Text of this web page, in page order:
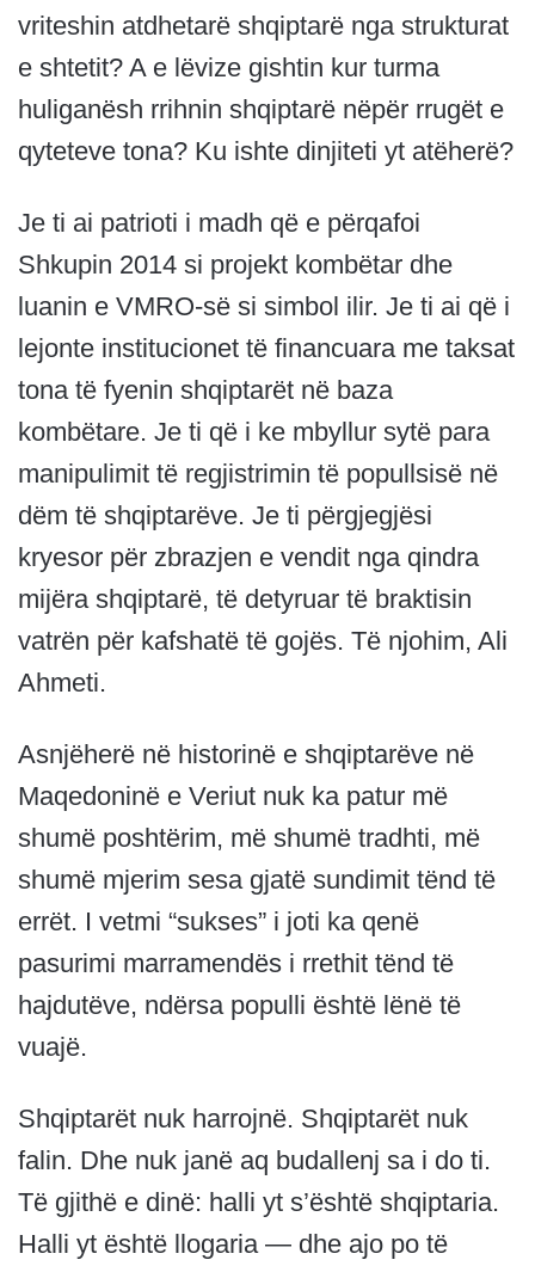
vriteshin atdhetarë shqiptarë nga strukturat
e shtetit? A e lëvize gishtin kur turma
huliganësh rrihnin shqiptarë nëpër rrugët e
qyteteve tona? Ku ishte dinjiteti yt atëherë?
Je ti ai patrioti i madh që e përqafoi
Shkupin 2014 si projekt kombëtar dhe
luanin e VMRO-së si simbol ilir. Je ti ai që i
lejonte institucionet të financuara me taksat
tona të fyenin shqiptarët në baza
kombëtare. Je ti që i ke mbyllur sytë para
manipulimit të regjistrimin të popullsisë në
dëm të shqiptarëve. Je ti përgjegjësi
kryesor për zbrazjen e vendit nga qindra
mijëra shqiptarë, të detyruar të braktisin
vatrën për kafshatë të gojës. Të njohim, Ali
Ahmeti.
Asnjëherë në historinë e shqiptarëve në
Maqedoninë e Veriut nuk ka patur më
shumë poshtërim, më shumë tradhti, më
shumë mjerim sesa gjatë sundimit tënd të
errët. I vetmi “sukses” i joti ka qenë
pasurimi marramendës i rrethit tënd të
hajdutëve, ndërsa populli është lënë të
vuajë.
Shqiptarët nuk harrojnë. Shqiptarët nuk
falin. Dhe nuk janë aq budallenj sa i do ti.
Të gjithë e dinë: halli yt s’është shqiptaria.
Halli yt është llogaria — dhe ajo po të